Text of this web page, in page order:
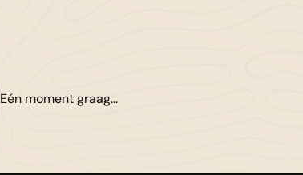
Eén moment graag...